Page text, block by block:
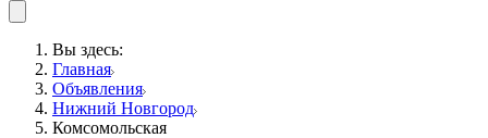
Вы здесь:
Главная
Объявления
Нижний Новгород
Комсомольская